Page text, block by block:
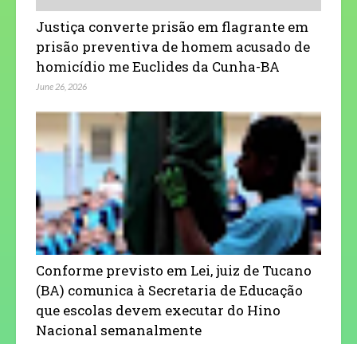
Justiça converte prisão em flagrante em
prisão preventiva de homem acusado de
homicídio me Euclides da Cunha-BA
June 26, 2026
Conforme previsto em Lei, juiz de Tucano
(BA) comunica à Secretaria de Educação
que escolas devem executar do Hino
Nacional semanalmente